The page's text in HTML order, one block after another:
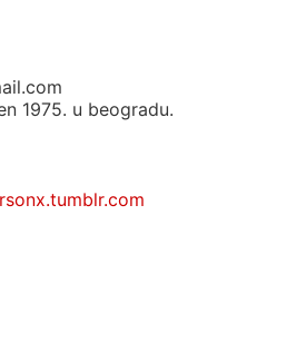
1975. u beogradu.